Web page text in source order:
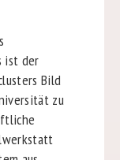
ist der
Bild
zu